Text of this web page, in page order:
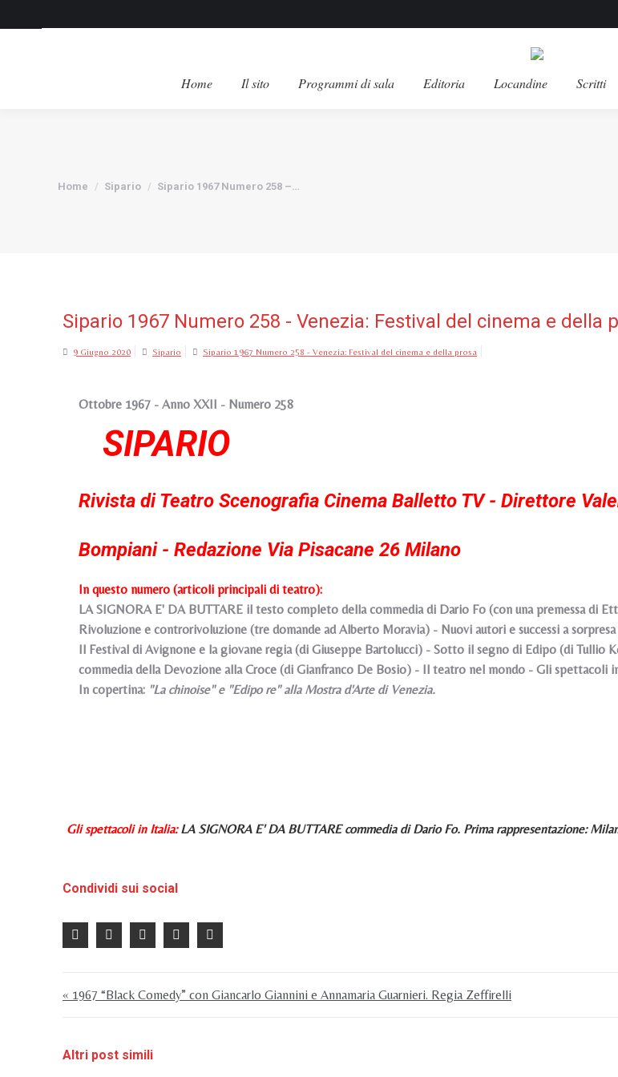
Home Il sito Programmi di sala Editoria Locandine Scritti
Tu sei qui:
Home Sipario Sipario 1967 Numero 258 –…
Sipario 1967 Numero 258 - Venezia: Festival del cinema e della
9 Giugno 2020 Sipario Sipario 1967 Numero 258 - Venezia: Festival del cinema e della prosa
Ottobre 1967 - Anno XXII - Numero 258
SIPARIO
Rivista di Teatro Scenografia Cinema Balletto TV - Direttore
Bompiani - Redazione Via Pisacane 26 Milano
In questo numero (articoli principali di teatro):
LA SIGNORA E' DA BUTTARE il testo completo della commedia di Dario Fo (con una premessa di
Rivoluzione e controrivoluzione (tre domande ad Alberto Moravia) - Nuovi autori e successi a
Il Festival di Avignone e la giovane regia (di Giuseppe Bartolucci) - Sotto il segno di Edipo (di Tullio
commedia della Devozione alla Croce (di Gianfranco De Bosio) - Il teatro nel mondo - Gli spettacoli
In copertina: "La chinoise" e "Edipo re" alla Mostra d'Arte di Venezia.
Gli spettacoli in Italia: LA SIGNORA E' DA BUTTARE commedia di Dario Fo. Prima rappresentazione:
Condividi sui social
« 1967 “Black Comedy” con Giancarlo Giannini e Annamaria Guarnieri. Regia Zeffirelli
Altri post simili